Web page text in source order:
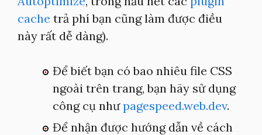
cache trả phí bạn cũng làm được điều
này rất dễ dàng).
Để biết bạn có bao nhiêu file CSS
ngoài trên trang, bạn hãy sử dụng
công cụ nhưpagespeed.web.dev.
Để nhận được hướng dẫn về cách